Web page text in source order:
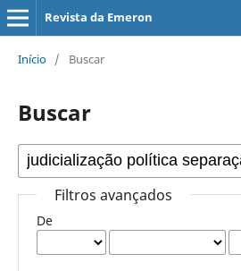
Revista da Emeron
Início / Buscar
Buscar
Filtros avançados
De